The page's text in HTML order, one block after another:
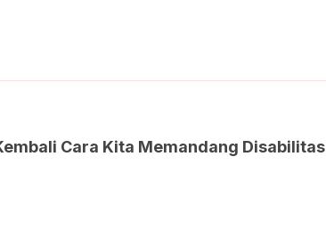
Cara Kita Memandang Disabilitas